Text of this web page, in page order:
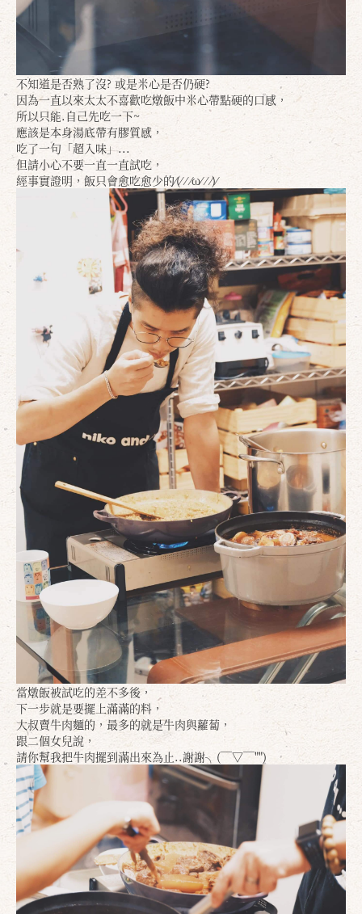
不知道是否熟了沒? 或是米心是否仍硬?
因為一直以來太太不喜歡吃燉飯中米心帶點硬的口感，
所以只能.自己先吃一下~
應該是本身湯底帶有膠質感，
吃了一句「超入味」...
但請小心不要一直一直試吃，
經事實證明，飯只會愈吃愈少的⁄(⁄ ⁄ ⁄ω⁄ ⁄ ⁄)⁄
當燉飯被試吃的差不多後，
下一步就是要擺上滿滿的料，
大叔賣牛肉麵的，最多的就是牛肉與蘿蔔，
跟二個女兒說，
請你幫我把牛肉擺到滿出來為止..謝謝╮(￣▽￣"")
確定 取消